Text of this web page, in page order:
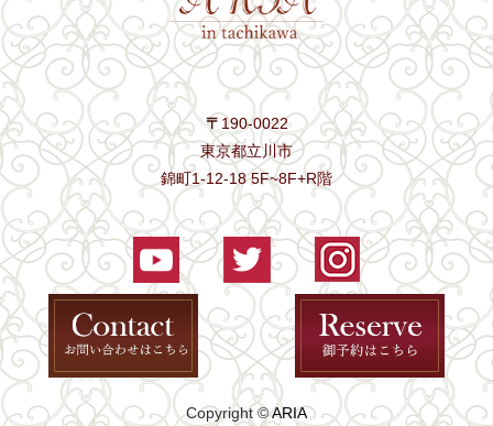
〒 190-0022
東京都立川市
錦町1-12-18 5F~8F+R階
Copyright ©ARIA